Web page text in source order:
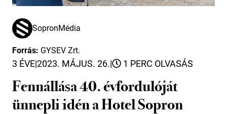
SopronMédia
Forrás: GYSEV Zrt.
3 ÉVE|2023. MÁJUS. 26.| 1 PERC OLVASÁS
Fennállása 40. évfordulóját
ünnepli idén a Hotel Sopron